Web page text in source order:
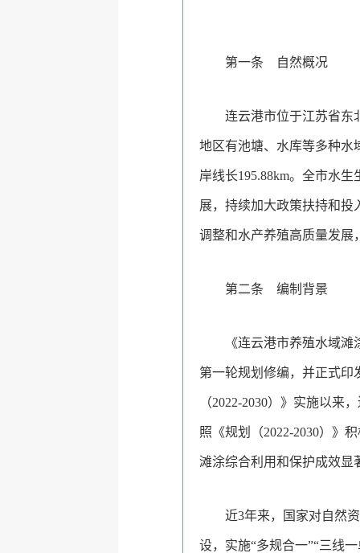
第一条 自然概况
连云港市位于江苏省东
地区有池塘、水库等多种水
岸线长195.88km。全市水
展，持续加大政策扶持和投
调整和水产养殖高质量发展
第二条 编制背景
《连云港市养殖水域
第一轮规划修编，并正式印
（2022-2030）》实施以
照《规划（2022-2030）》
滩涂综合利用和保护成效显
近3年来，国家对自然
设，实施“多规合一”“三线